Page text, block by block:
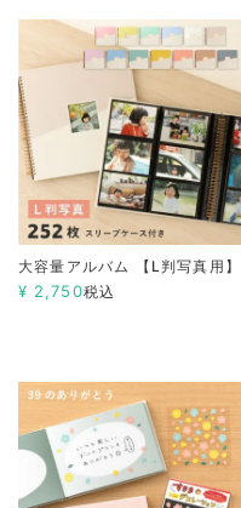
大容量アルバム 【L判写真用】
¥ 2,750税込